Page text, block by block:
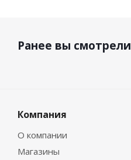
Ранее вы смотрели
Компания
О компании
Магазины